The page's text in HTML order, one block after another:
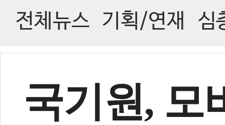
전체뉴스 기획/연재 심
국기원, 모